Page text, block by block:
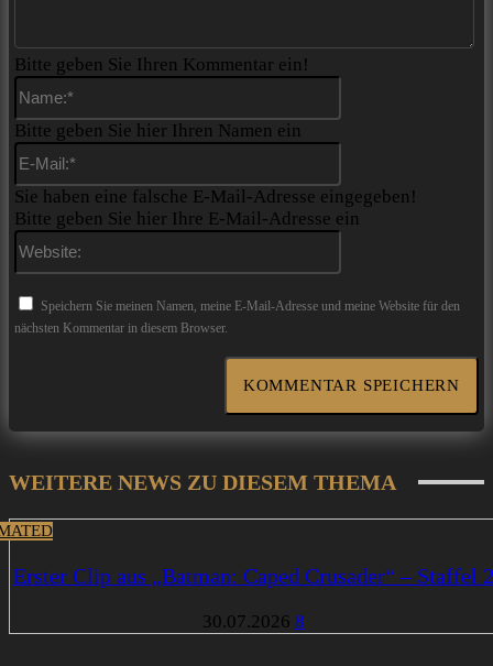
Bitte geben Sie Ihren Kommentar ein!
Bitte geben Sie hier Ihren Namen ein
Sie haben eine falsche E-Mail-Adresse eingegeben!
Bitte geben Sie hier Ihre E-Mail-Adresse ein
Speichern Sie meinen Namen, meine E-Mail-Adresse und meine Website für den
nächsten Kommentar in diesem Browser.
WEITERE NEWS ZU DIESEM THEMA
Erster Clip aus „Batman: Caped Crusader“ – Staffel 2
30.07.2026 8